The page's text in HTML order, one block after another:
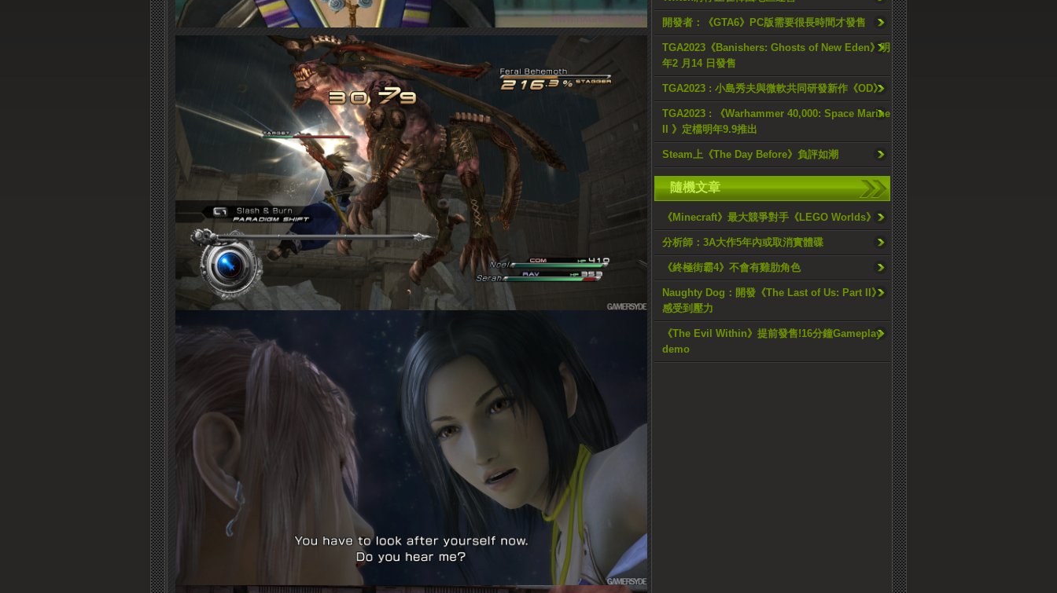
開發者：《GTA6》PC版需要很長時間才發售
TGA2023《Banishers: Ghosts of New Eden》明
年2 月14 日發售
TGA2023 : 小島秀夫與微軟共同研發新作《OD》
TGA2023 : 《Warhammer 40,000: Space Marine
II 》定檔明年9.9推出
Steam上《The Day Before》負評如潮
隨機文章
《Minecraft》最大競爭對手《LEGO Worlds》
分析師：3A大作5年內或取消實體碟
《終極街霸4》不會有雞肋角色
Naughty Dog：開發《The Last of Us: Part II》
感受到壓力
《The Evil Within》提前發售!16分鐘Gameplay
demo